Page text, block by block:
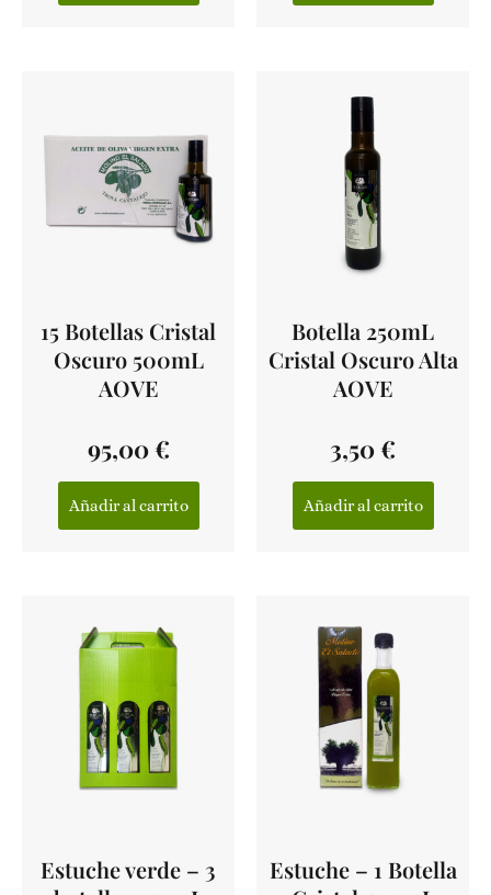
15 Botellas Cristal
Oscuro 500mL
AOVE
95,00€
Añadir al carrito
Botella 250mL
Cristal Oscuro Alta
AOVE
3,50€
Añadir al carrito
Estuche verde – 3
Estuche – 1 Botella